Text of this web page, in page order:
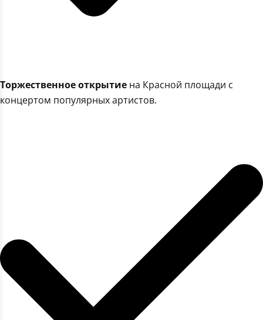
Торжественное открытие на Красной площади с
концертом популярных артистов.